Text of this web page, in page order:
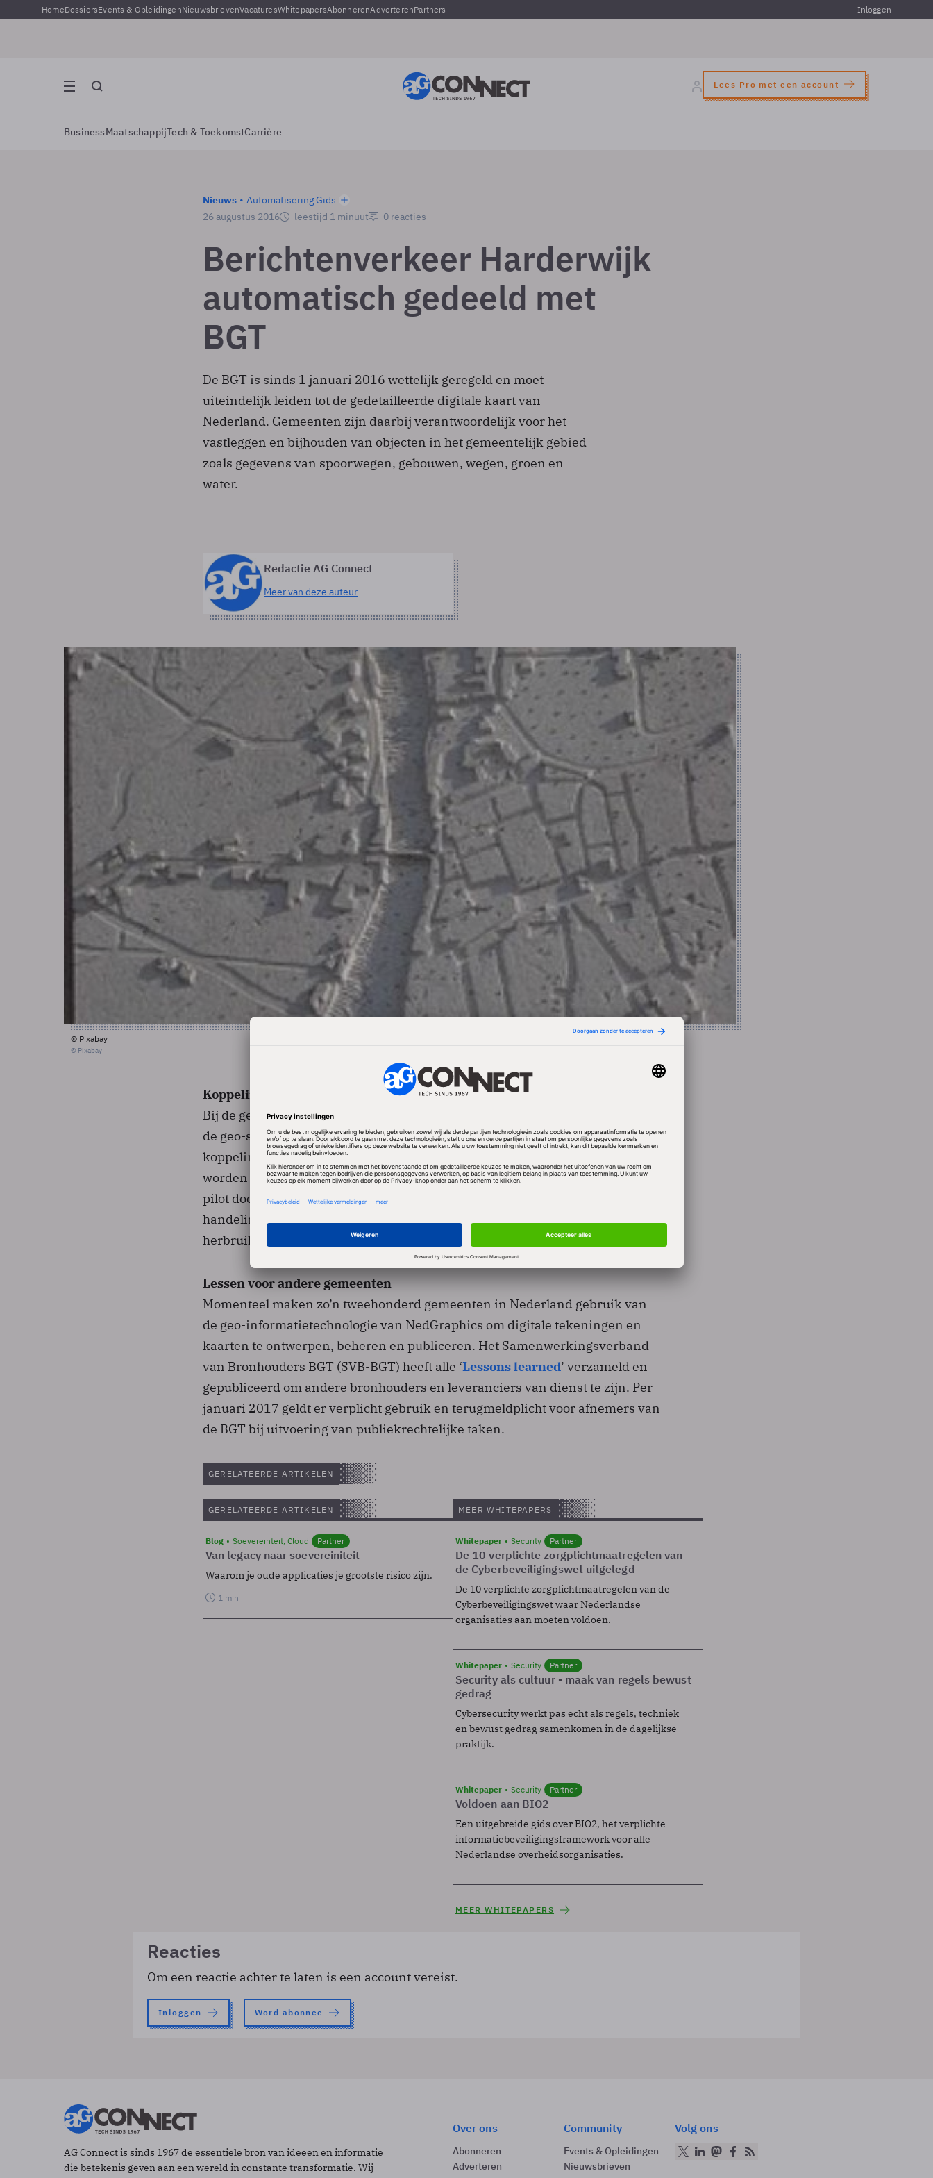
HomeDossiersEvents & OpleidingenNieuwsbrievenVacaturesWhitepapersAbonnerenAdverterenPartners Inloggen
Lees Pro met een account
BusinessMaatschappijTech & ToekomstCarrière
Nieuws
Automatisering Gids
26 augustus 2016
leestijd 1 minuut 0 reacties
Berichtenverkeer Harderwijk
automatisch gedeeld met
BGT
De BGT is sinds 1 januari 2016 wettelijk geregeld en moet
uiteindelijk leiden tot de gedetailleerde digitale kaart van
Nederland. Gemeenten zijn daarbij verantwoordelijk voor het
vastleggen en bijhouden van objecten in het gemeentelijk gebied
zoals gegevens van spoorwegen, gebouwen, wegen, groen en
water.
Redactie AG Connect
Meer van deze auteur
© Pixabay
© Pixabay
Koppeling tussen gemeente en BGT
Bij de gemeente Harderwijk worden mutaties van deze gegevens verwerkt in
de geo-software van NedGraphics. In samenwerking met Enable-U, die een
koppeling heeft gebouwd tussen de software van NedGraphics en de BGT,
worden deze automatisch en veilig uitgewisseld. Wijzigingen worden in de
pilot door de koppeling geautomatiseerd gedeeld met de BGT, dus zonder
handeling van een medewerker. De koppeling is daarnaast generiek en
herbruikbaar voor iedere gemeente.
Lessen voor andere gemeenten
Momenteel maken zo’n tweehonderd gemeenten in Nederland gebruik van
de geo-informatietechnologie van NedGraphics om digitale tekeningen en
kaarten te ontwerpen, beheren en publiceren. Het Samenwerkingsverband
van Bronhouders BGT (SVB-BGT) heeft alle ‘Lessons learned’ verzameld en
gepubliceerd om andere bronhouders en leveranciers van dienst te zijn. Per
januari 2017 geldt er verplicht gebruik en terugmeldplicht voor afnemers van
de BGT bij uitvoering van publiekrechtelijke taken.
GERELATEERDE ARTIKELEN
GERELATEERDE ARTIKELEN
Blog Soevereinteit, Cloud Partner
Van legacy naar soevereiniteit
Waarom je oude applicaties je grootste risico zijn.
1 min
MEER WHITEPAPERS
Whitepaper Security Partner
De 10 verplichte zorgplichtmaatregelen van
de Cyberbeveiligingswet uitgelegd
De 10 verplichte zorgplichtmaatregelen van de
Cyberbeveiligingswet waar Nederlandse
organisaties aan moeten voldoen.
Whitepaper Security Partner
Security als cultuur - maak van regels bewust
gedrag
Cybersecurity werkt pas echt als regels, techniek
en bewust gedrag samenkomen in de dagelijkse
praktijk.
Whitepaper Security Partner
Voldoen aan BIO2
Een uitgebreide gids over BIO2, het verplichte
informatiebeveiligingsframework voor alle
Nederlandse overheidsorganisaties.
MEER WHITEPAPERS
Reacties
Om een reactie achter te laten is een account vereist.
Inloggen Word abonnee
AG Connect is sinds 1967 de essentiële bron van ideeën en informatie
die betekenis geven aan een wereld in constante transformatie. Wij
Over ons
Abonneren
Adverteren
Community
Events & Opleidingen
Nieuwsbrieven
Volg ons